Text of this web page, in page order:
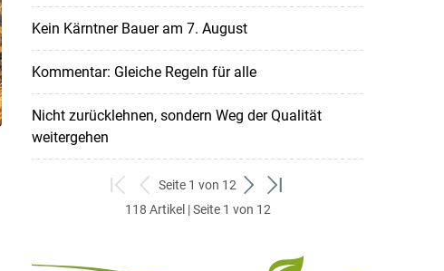
Kein Kärntner Bauer am 7. August
Kommentar: Gleiche Regeln für alle
Nicht zurücklehnen, sondern Weg der Qualität
weitergehen
zum
ersten
zurück
zum
Seite 1 von 12
weiter
zum
zum
118 Artikel | Seite 1 von 12